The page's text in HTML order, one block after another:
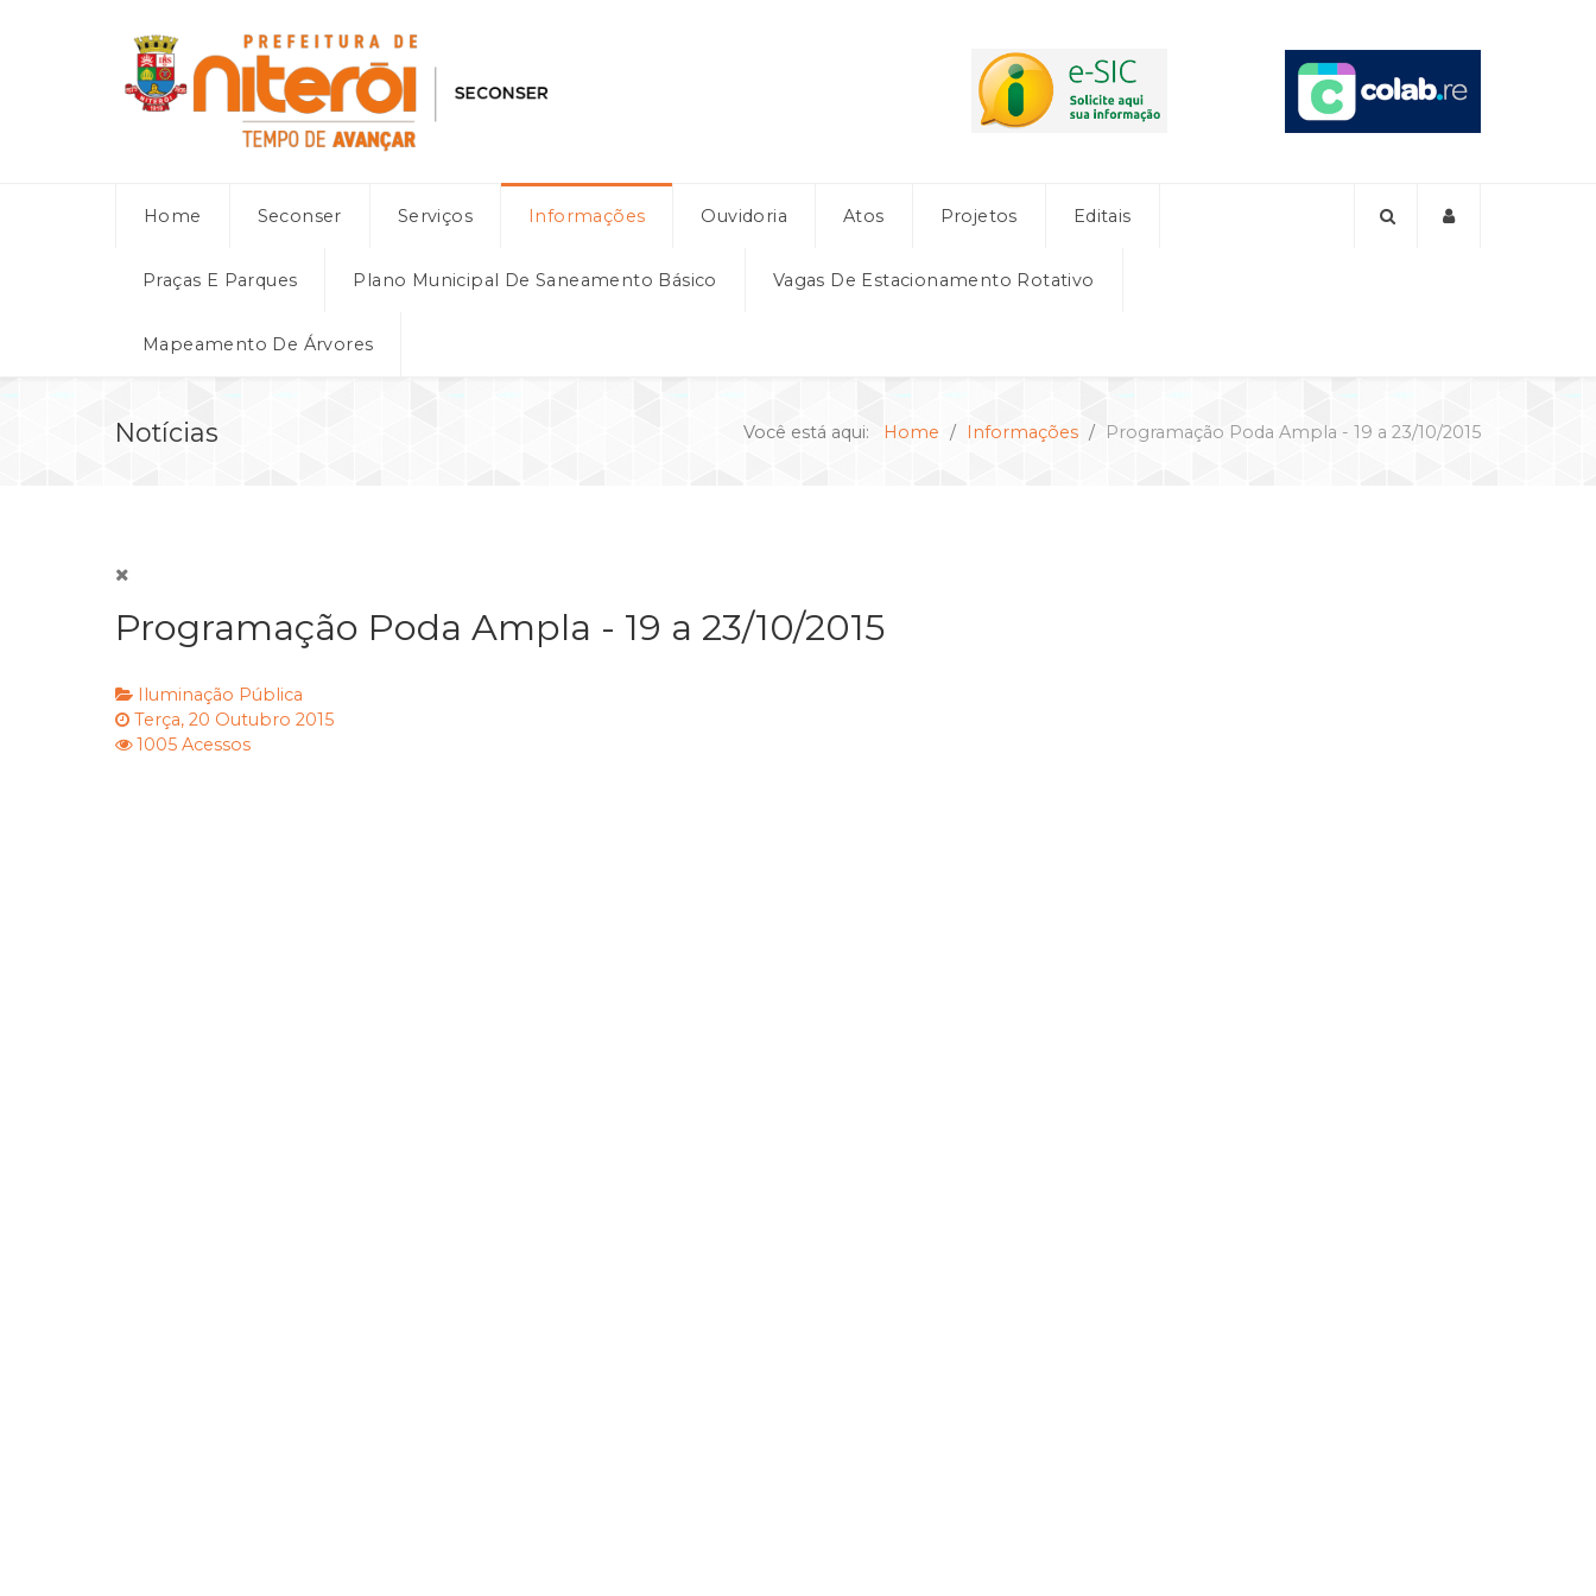
Home Seconser Serviços Informações Ouvidoria Atos Projetos Editais
Praças E Parques Plano Municipal De Saneamento Básico Vagas De Estacionamento Rotativo
Mapeamento De Árvores
Notícias Você está aqui: Home Informações Programação Poda Ampla - 19 a 23/10/2015
Programação Poda Ampla - 19 a 23/10/2015
Iluminação Pública
Terça, 20 Outubro 2015
1005 Acessos